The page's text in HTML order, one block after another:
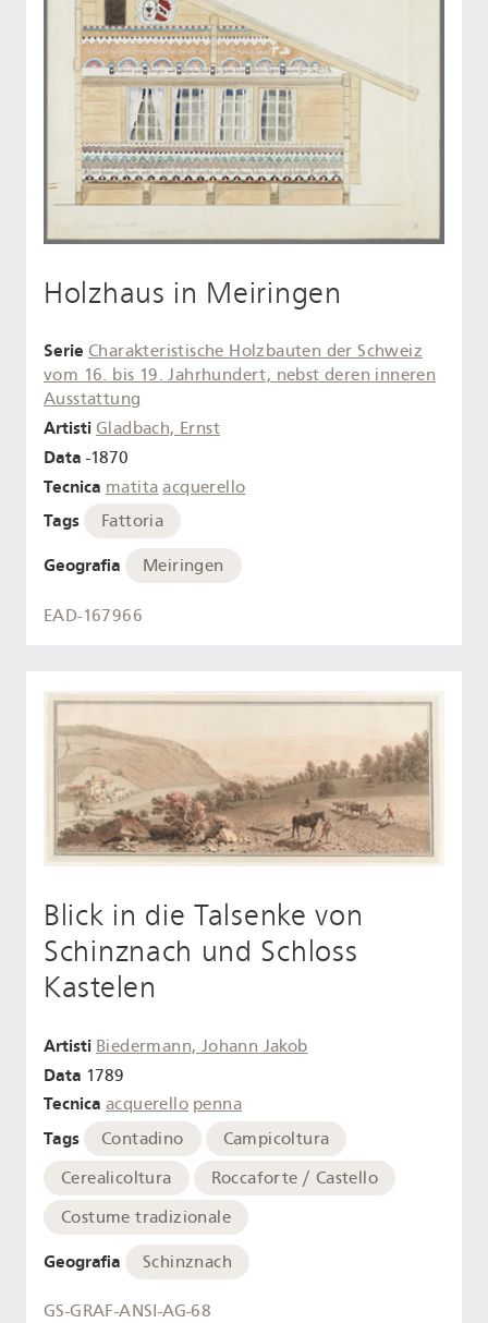
Holzhaus in Meiringen
Serie Charakteristische Holzbauten der Schweiz
vom 16. bis 19. Jahrhundert, nebst deren inneren
Ausstattung
Artisti Gladbach, Ernst
Data -1870
Tecnica matita acquerello
Tags Fattoria
Geografia Meiringen
EAD-167966
Blick in die Talsenke von
Schinznach und Schloss
Kastelen
Artisti Biedermann, Johann Jakob
Data 1789
Tecnica acquerello penna
Tags Contadino
Campicoltura
Cerealicoltura
Roccaforte / Castello
Costume tradizionale
Geografia Schinznach
GS-GRAF-ANSI-AG-68